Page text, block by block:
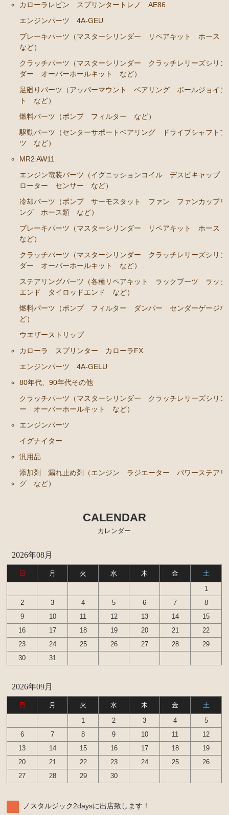
エンジンパーツ 3T-GTEU
エンジンパーツ 4T-GTEU
エンジンパーツ 4A-GEU
エンジンパーツ 2T-GEU
エンジンパーツ 18R-GEU
エンジンパーツ（マウント 他）
排気パーツ（Exhaust Parts）
ブレーキパーツ（マスターシリンダー リペアキッ
ト ホース など）
クラッチパーツ（マスターシリンダー クラッチレリ
ステアリングパーツ（各種リペアキット ラックブー
ツ ラックエンド タイロッドエンド など）
足回りパーツ（アッパーマウント ベアリング ボー
ルジョイント ブッシュ類 など）
燃料パーツ（ポンプ フィルター ダンパー センダ
ーゲージなど）
駆動パーツ（センターサポートベアリング ドライブ
シャフトブーツ デフなど）
ラベル
エアコン ヒーター関係
カローラレビン スプリンタートレノ AE86
ト ホース など）
クラッチパーツ（マスターシリンダー クラッチレリ
ルジョイント など）
燃料パーツ（ポンプ フィルター など）
キャップ ローター センサー など）
冷却パーツ（ポンプ サーモスタット ファン ファ
ブレーキパーツ（マスターシリンダー リペアキッ
ト ホース など）
クラッチパーツ（マスターシリンダー クラッチレリ
ーズシリンダー オーバーホールキット など）
ステアリングパーツ（各種リペアキット ラックブー
燃料パーツ（ポンプ フィルター ダンパー センダ
ーゲージなど）
ウエザーストリップ
カローラ スプリンター カローラFX
エンジンパーツ 4A-GELU
80年代、90年代その他
ーズシリンダー オーバーホールキット など）
カローラレビン スプリンタートレノ AE86
エンジンパーツ 4A-GEU
ブレーキパーツ（マスターシリンダー リペアキット ホース
など）
クラッチパーツ（マスターシリンダー クラッチレリーズシリン
ダー オーバーホールキット など）
足廻りパーツ（アッパーマウント ベアリング ボールジョイン
ト など）
燃料パーツ（ポンプ フィルター など）
駆動パーツ（センターサポートベアリング ドライブシャフトブ
ツ など）
MR2 AW11
エンジン電装パーツ（イグニッションコイル デスビキャップ
ローター センサー など）
冷却パーツ（ポンプ サーモスタット ファン ファンカップリ
ング ホース類 など）
ブレーキパーツ（マスターシリンダー リペアキット ホース
など）
クラッチパーツ（マスターシリンダー クラッチレリーズシリン
ダー オーバーホールキット など）
ステアリングパーツ（各種リペアキット ラックブーツ ラック
エンド タイロッドエンド など）
燃料パーツ（ポンプ フィルター ダンパー センダーゲージな
ど）
ウエザーストリップ
カローラ スプリンター カローラFX
エンジンパーツ 4A-GELU
80年代、90年代その他
クラッチパーツ（マスターシリンダー クラッチレリーズシリン
ー オーバーホールキット など）
エンジンパーツ
イグナイター
汎用品
添加剤 漏れ止め剤（エンジン ラジエーター パワーステアリ
グ など）
CALENDAR
カレンダー
2026年08月
日 月 火 水 木 金
土
1
2
3 4 5 6 7
8
9
10 11 12 13 14
15
16
17 18 19 20 21
22
23
24 25 26 27 28
29
30
31
2026年09月
日 月 火 水 木 金
土
1
2 3 4
5
6
7 8 9 10 11
12
13
14 15 16 17 18
19
20
21 22 23 24 25
26
27
28 29 30
ノスタルジック2daysに出店致します！